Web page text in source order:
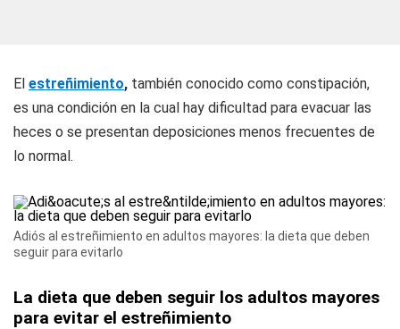
El estreñimiento, también conocido como constipación,
es una condición en la cual hay dificultad para evacuar las
heces o se presentan deposiciones menos frecuentes de
lo normal.
Adiós al estreñimiento en adultos mayores: la dieta que deben
seguir para evitarlo
La dieta que deben seguir los adultos mayores
para evitar el estreñimiento